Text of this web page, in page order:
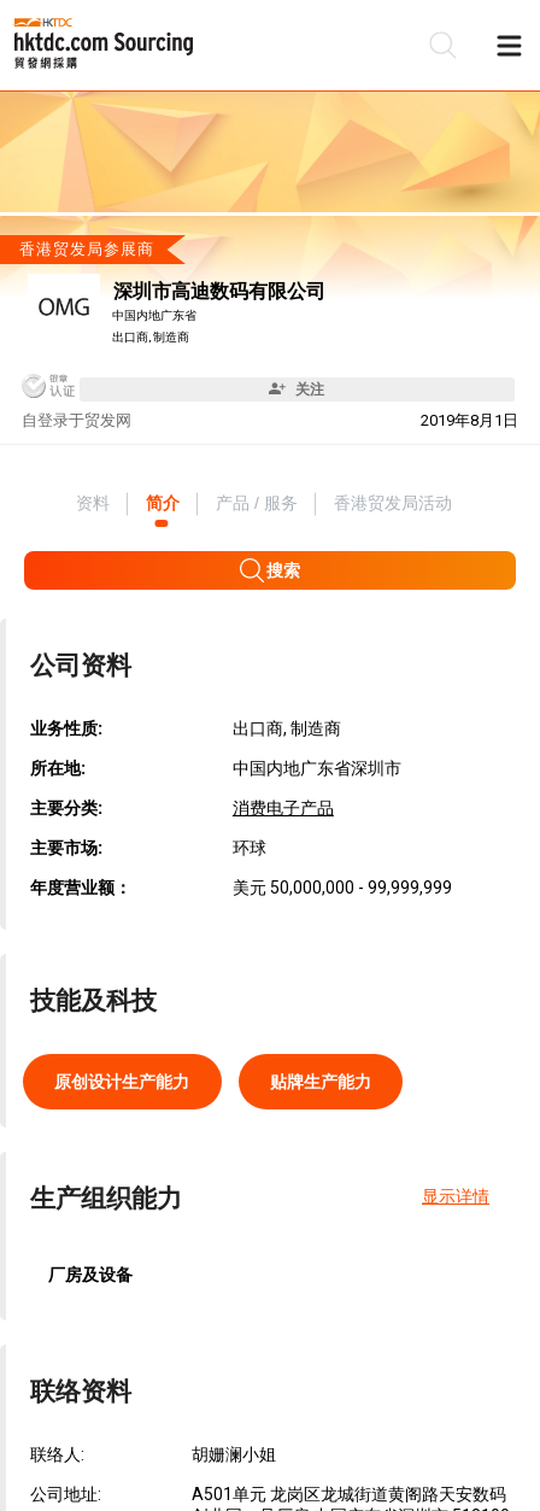
香港贸发局参展商
深圳市高迪数码有限公司
中国内地广东省
出口商, 制造商
关注
自 2019年8月1日
登录于贸发网
资料 简介 产品 / 服务 香港贸发局活动
搜索
公司资料
业务性质: 出口商, 制造商
所在地: 中国内地广东省深圳市
主要分类: 消费电子产品
主要市场: 环球
年度营业额： 美元 50,000,000 - 99,999,999
技能及科技
原创设计生产能力 贴牌生产能力
生产组织能力 显示详情
厂房及设备
联络资料
联络人: 胡姗澜小姐
公司地址:
A501单元 龙岗区龙城街道黄阁路天安数码